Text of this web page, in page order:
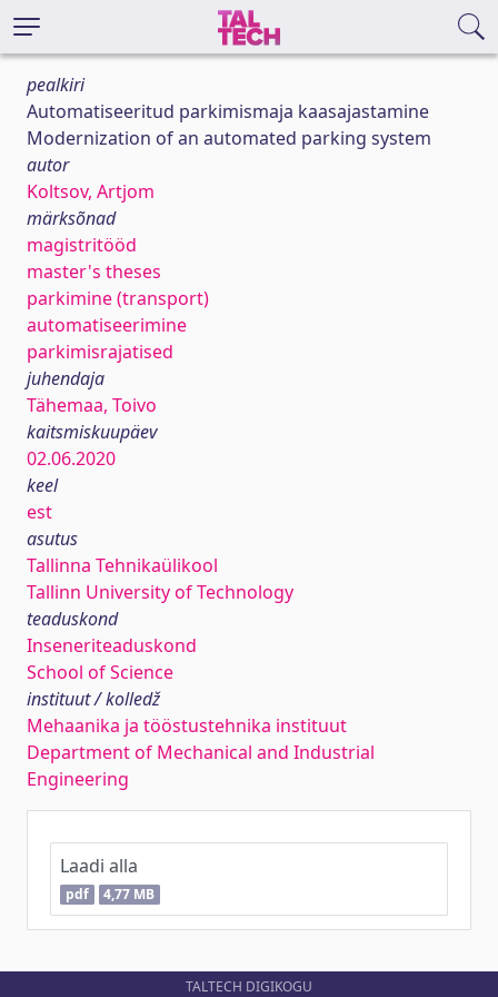
pealkiri
Automatiseeritud parkimismaja kaasajastamine
Modernization of an automated parking system
autor
Koltsov, Artjom
märksõnad
magistritööd
master's theses
parkimine (transport)
automatiseerimine
parkimisrajatised
juhendaja
Tähemaa, Toivo
kaitsmiskuupäev
02.06.2020
keel
est
asutus
Tallinna Tehnikaülikool
Tallinn University of Technology
teaduskond
Inseneriteaduskond
School of Science
instituut / kolledž
Mehaanika ja tööstustehnika instituut
Department of Mechanical and Industrial
Engineering
Laadi alla
pdf 4,77 MB
TALTECH DIGIKOGU